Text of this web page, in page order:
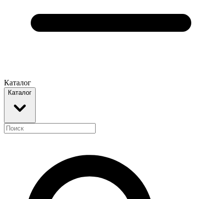
Каталог
Каталог